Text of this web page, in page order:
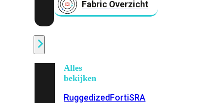
Fabric Overzicht
Alles
bekijken
RuggedizedFortiSRA